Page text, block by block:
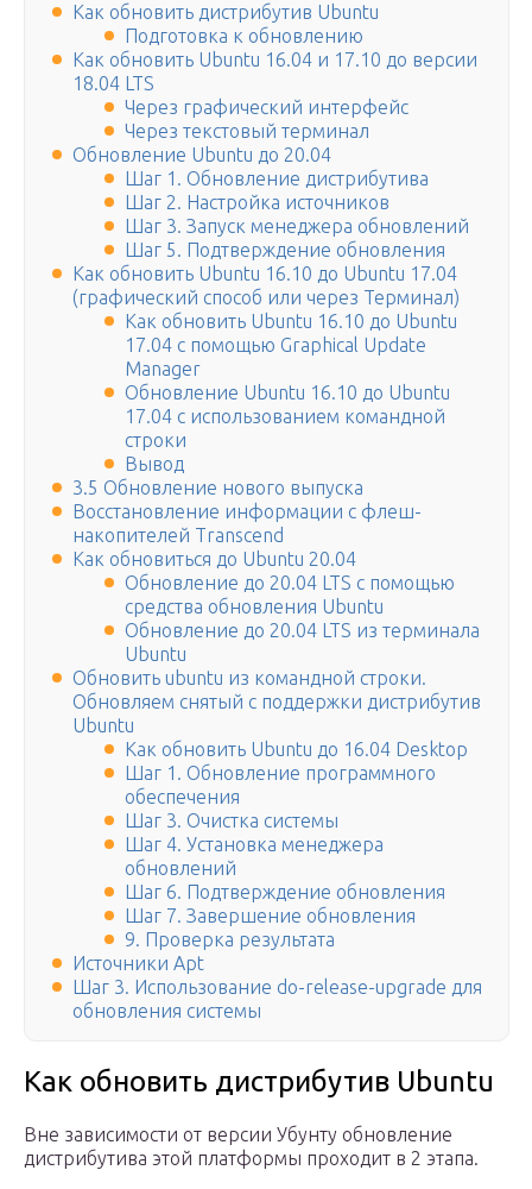
Как обновить дистрибутив Ubuntu
Подготовка к обновлению
Как обновить Ubuntu 16.04 и 17.10 до версии
18.04 LTS
Через графический интерфейс
Через текстовый терминал
Обновление Ubuntu до 20.04
Шаг 1. Обновление дистрибутива
Шаг 2. Настройка источников
Шаг 3. Запуск менеджера обновлений
Шаг 5. Подтверждение обновления
Как обновить Ubuntu 16.10 до Ubuntu 17.04
(графический способ или через Терминал)
Как обновить Ubuntu 16.10 до Ubuntu
17.04 с помощью Graphical Update
Manager
Обновление Ubuntu 16.10 до Ubuntu
17.04 с использованием командной
строки
Вывод
3.5 Обновление нового выпуска
Восстановление информации с флеш-
накопителей Transcend
Как обновиться до Ubuntu 20.04
Обновление до 20.04 LTS с помощью
средства обновления Ubuntu
Обновление до 20.04 LTS из терминала
Ubuntu
Обновить ubuntu из командной строки.
Обновляем снятый с поддержки дистрибутив
Ubuntu
Как обновить Ubuntu до 16.04 Desktop
Шаг 1. Обновление программного
обеспечения
Шаг 3. Очистка системы
Шаг 4. Установка менеджера
обновлений
Шаг 6. Подтверждение обновления
Шаг 7. Завершение обновления
9. Проверка результата
Источники Apt
Шаг 3. Использование do-release-upgrade для
обновления системы
Как обновить дистрибутив Ubuntu
Вне зависимости от версии Убунту обновление
дистрибутива этой платформы проходит в 2 этапа.